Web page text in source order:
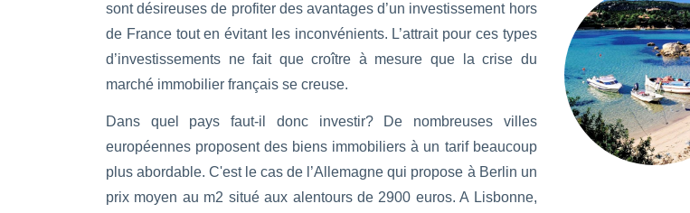
sont désireuses de profiter des avantages d’un investissement hors
de France tout en évitant les inconvénients. L’attrait pour ces types
d’investissements ne fait que croître à mesure que la crise du
marché immobilier français se creuse.
Dans quel pays faut-il donc investir? De nombreuses villes
européennes proposent des biens immobiliers à un tarif beaucoup
plus abordable. C'est le cas de l’Allemagne qui propose à Berlin un
prix moyen au m2 situé aux alentours de 2900 euros. A Lisbonne,